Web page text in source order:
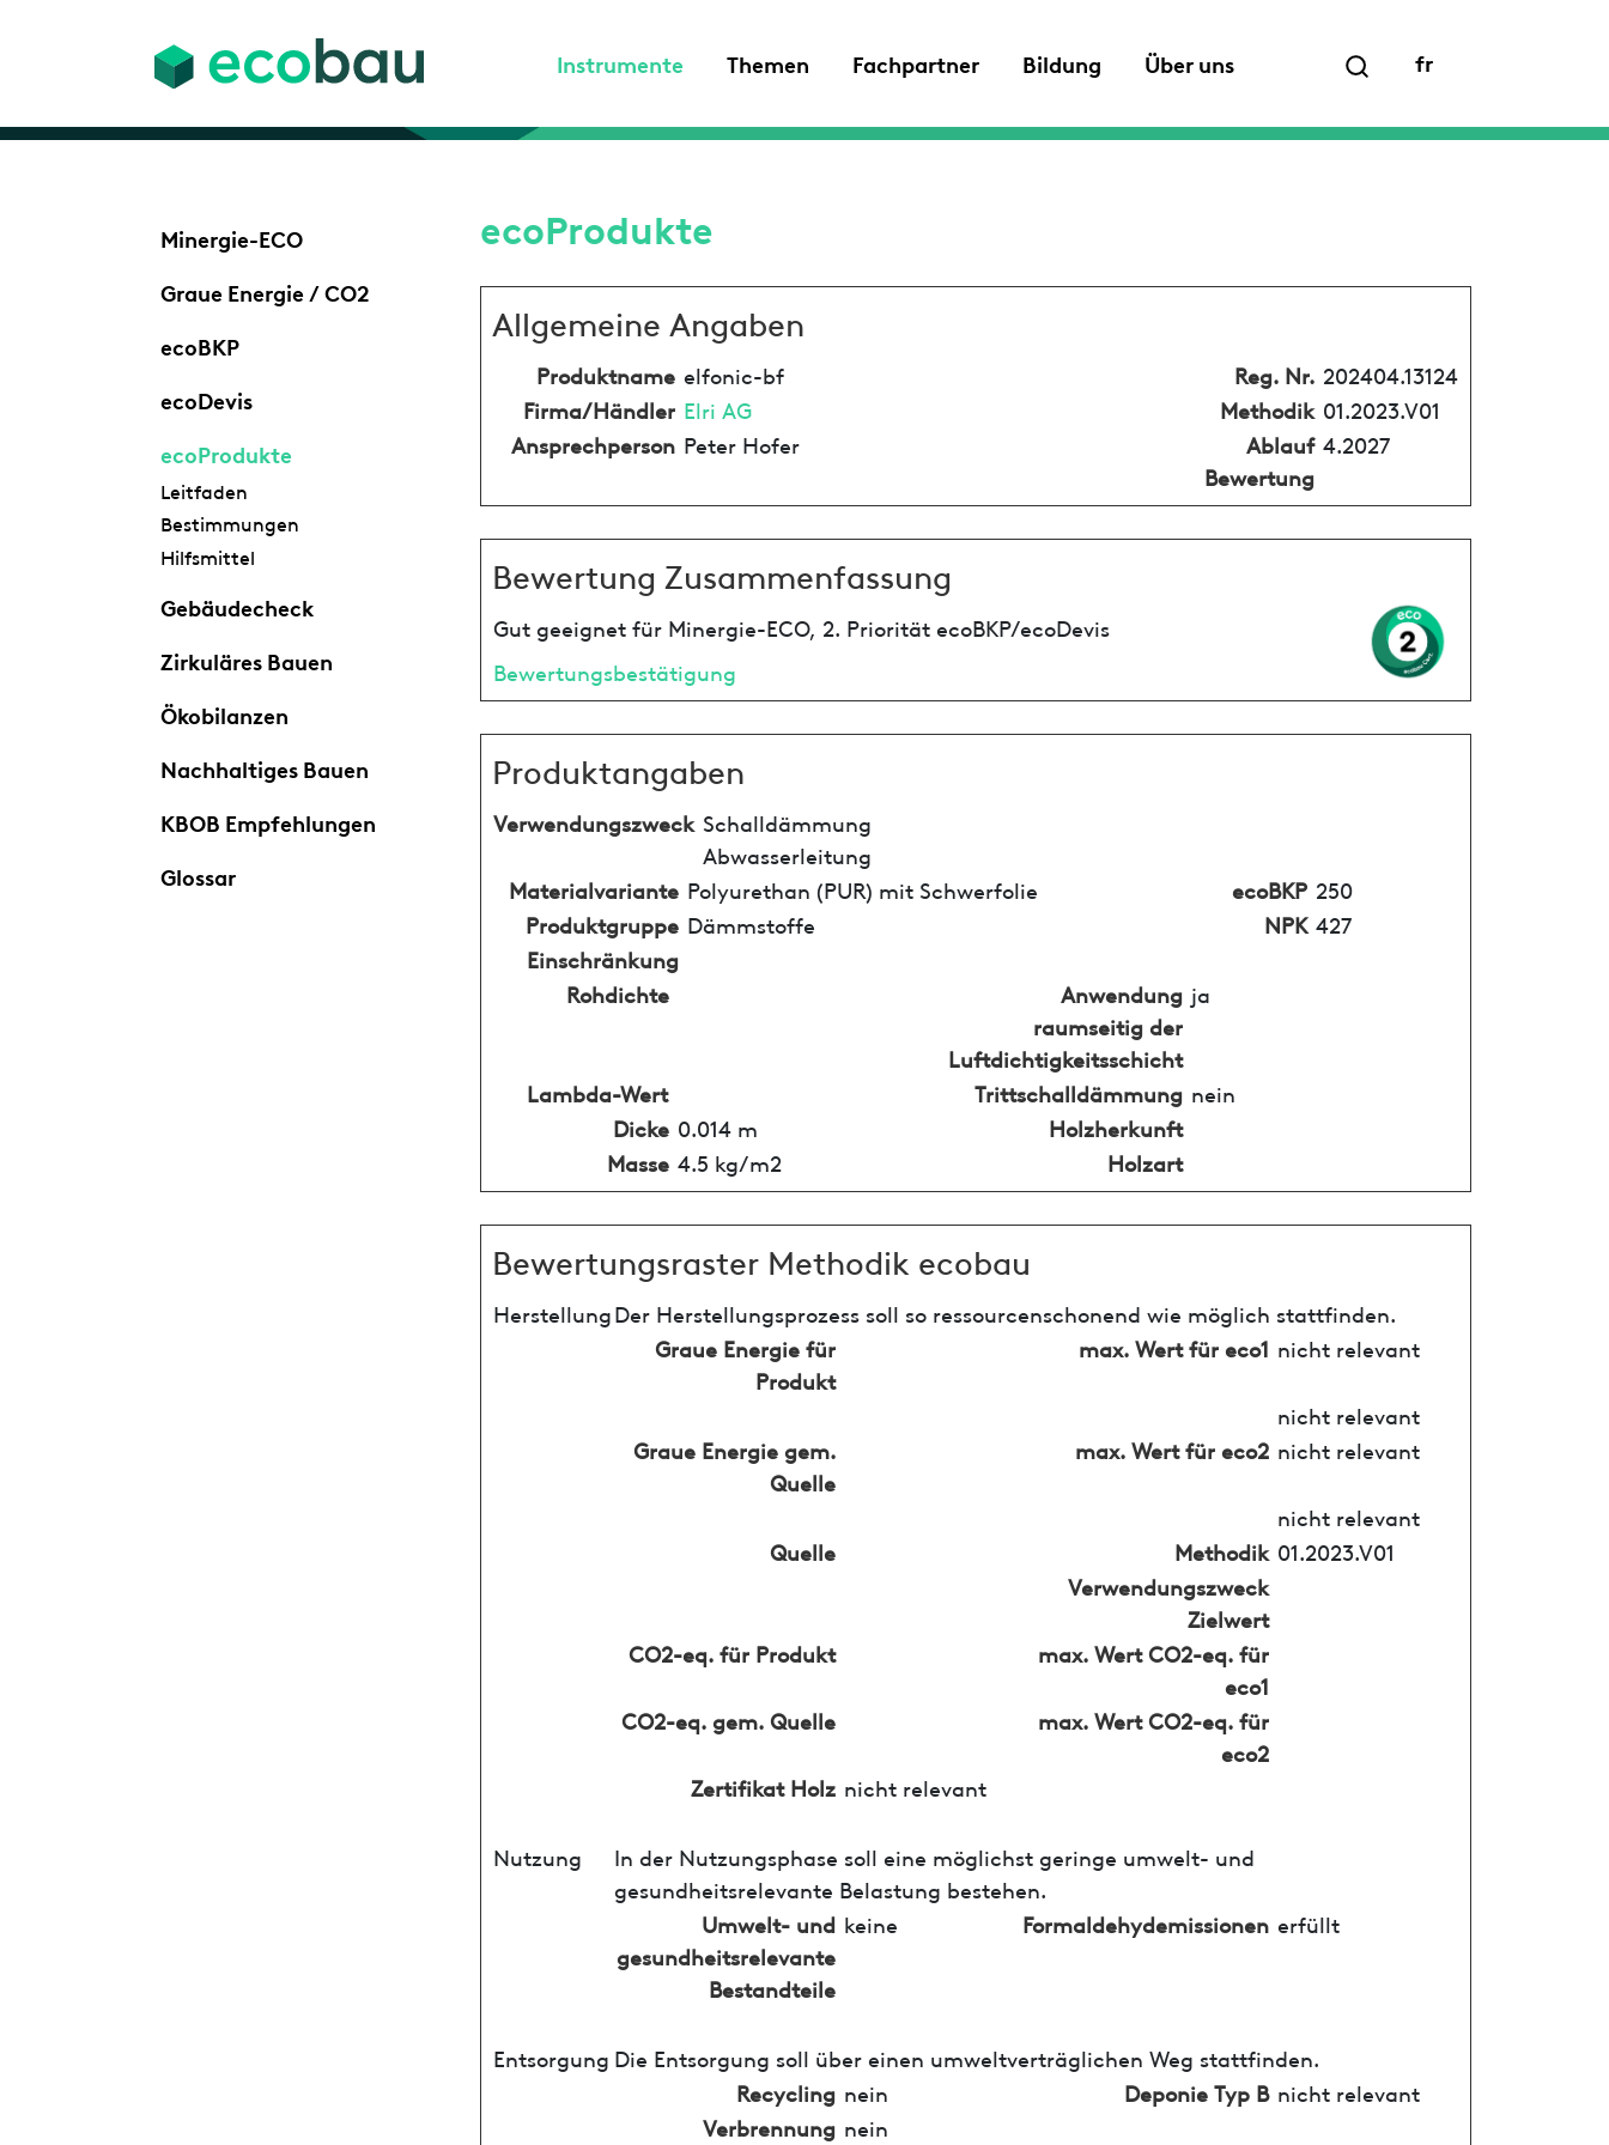
Instrumente Themen Fachpartner Bildung Über uns fr
Minergie-ECO
Graue Energie / CO2
ecoBKP
ecoDevis
ecoProdukte
Leitfaden
Bestimmungen
Hilfsmittel
Gebäudecheck
Zirkuläres Bauen
Ökobilanzen
Nachhaltiges Bauen
KBOB Empfehlungen
Glossar
ecoProdukte
Allgemeine Angaben
Produktname elfonic-bf Reg. Nr. 202404.13124
Firma/Händler Elri AG Methodik 01.2023.V01
Ansprechperson Peter Hofer
Ablauf
Bewertung
4.2027
Bewertung Zusammenfassung
Gut geeignet für Minergie-ECO, 2. Priorität ecoBKP/ecoDevis
Bewertungsbestätigung
Produktangaben
Verwendungszweck Schalldämmung
Abwasserleitung
Materialvariante Polyurethan (PUR) mit Schwerfolie ecoBKP 250
Produktgruppe Dämmstoffe NPK 427
Einschränkung
Rohdichte
Anwendung
raumseitig der
Luftdichtigkeitsschicht
ja
Lambda-Wert Trittschalldämmung nein
Dicke 0.014 m
Holzherkunft
Masse 4.5 kg/m2 Holzart
Bewertungsraster Methodik ecobau
HerstellungDer Herstellungsprozess soll so ressourcenschonend wie möglich stattfinden.
Graue Energie für
Produkt
max. Wert für eco1 nicht relevant
nicht relevant
Graue Energie gem.
Quelle
max. Wert für eco2 nicht relevant
nicht relevant
Quelle
Methodik 01.2023.V01
Verwendungszweck
Zielwert
CO2-eq. für Produkt
max. Wert CO2-eq. für
eco1
CO2-eq. gem. Quelle
max. Wert CO2-eq. für
eco2
Zertifikat Holz nicht relevant
Nutzung
In der Nutzungsphase soll eine möglichst geringe umwelt- und
gesundheitsrelevante Belastung bestehen.
Umwelt- und
gesundheitsrelevante
Bestandteile
keine Formaldehydemissionen erfüllt
Entsorgung Die Entsorgung soll über einen umweltverträglichen Weg stattfinden.
Recycling nein Deponie Typ B nicht relevant
Verbrennung nein